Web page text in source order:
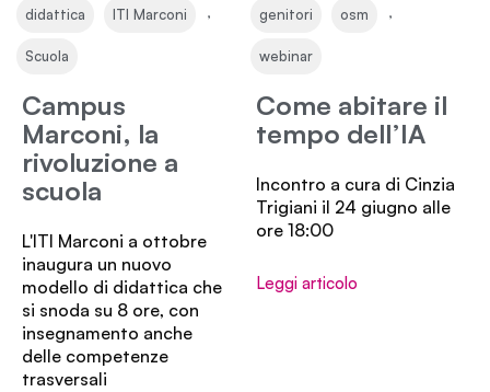
Campus
Marconi, la
rivoluzione a
scuola
L'ITI Marconi a ottobre
inaugura un nuovo
modello di didattica che
si snoda su 8 ore, con
insegnamento anche
delle competenze
trasversali
didattica ITI Marconi ,
Scuola
Come abitare il
tempo dell’IA
Incontro a cura di Cinzia
Trigiani il 24 giugno alle
ore 18:00
Leggi articolo
genitori osm ,
webinar